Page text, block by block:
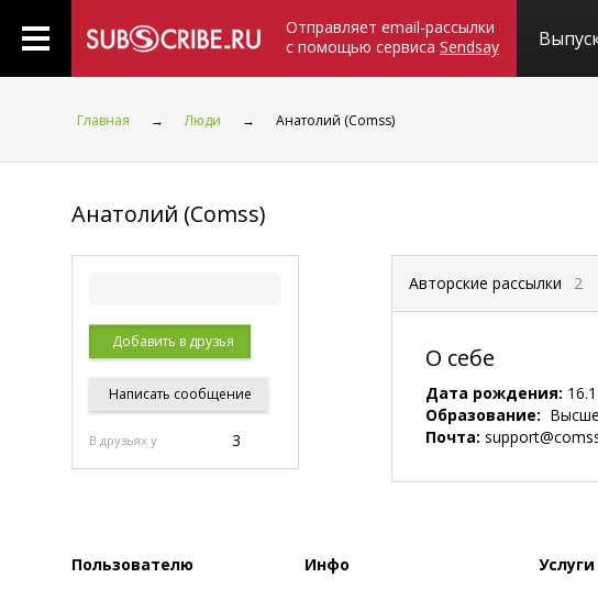
Отправляет email-рассылки
с помощью сервиса Sendsay
Главная → Люди → Анатолий (Comss)
Анатолий (Comss)
Добавить в друзья
Написать сообщение
В друзьях у 3
Авторские рассылки 2
О себе
Дата рождения:
Образование:
Почта:
Пользователю Инфо Услуги